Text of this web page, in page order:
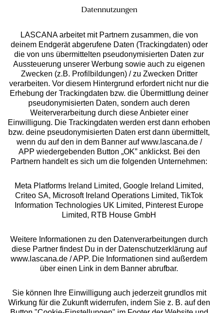
Services
Beratung
Über uns
Rechtliches
Alle Preise inkl. MwSt., zzgl.
Versandkosten
** Bonität vorausgesetzt, berechtigt zur Bonitätsprüfung
Datennutzungen
LASCANA arbeitet mit Partnern zusammen, die von
deinem Endgerät abgerufene Daten (Trackingdaten) oder
die von uns übermittelten pseudonymisierten Daten zur
Aussteuerung unserer Werbung sowie auch zu eigenen
Zwecken (z.B. Profilbildungen) / zu Zwecken Dritter
verarbeiten. Vor diesem Hintergrund erfordert nicht nur die
Erhebung der Trackingdaten bzw. die Übermittlung deiner
pseudonymisierten Daten, sondern auch deren
Weiterverarbeitung durch diese Anbieter einer
Einwilligung. Die Trackingdaten werden erst dann erhoben
bzw. deine pseudonymisierten Daten erst dann übermittelt,
wenn du auf den in dem Banner auf www.lascana.de /
APP wiedergebenden Button „OK” anklickst. Bei den
Partnern handelt es sich um die folgenden Unternehmen:
Meta Platforms Ireland Limited, Google Ireland Limited,
Criteo SA, Microsoft Ireland Operations Limited, TikTok
Information Technologies UK Limited, Pinterest Europe
Limited, RTB House GmbH
Weitere Informationen zu den Datenverarbeitungen durch
diese Partner findest Du in der Datenschutzerklärung auf
www.lascana.de / APP. Die Informationen sind außerdem
über einen Link in dem Banner abrufbar.
Sie können Ihre Einwilligung auch jederzeit grundlos mit
Wirkung für die Zukunft widerrufen, indem Sie z. B. auf den